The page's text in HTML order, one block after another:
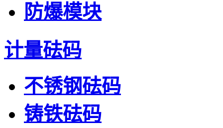
防爆模块
计量砝码
不锈钢砝码
铸铁砝码